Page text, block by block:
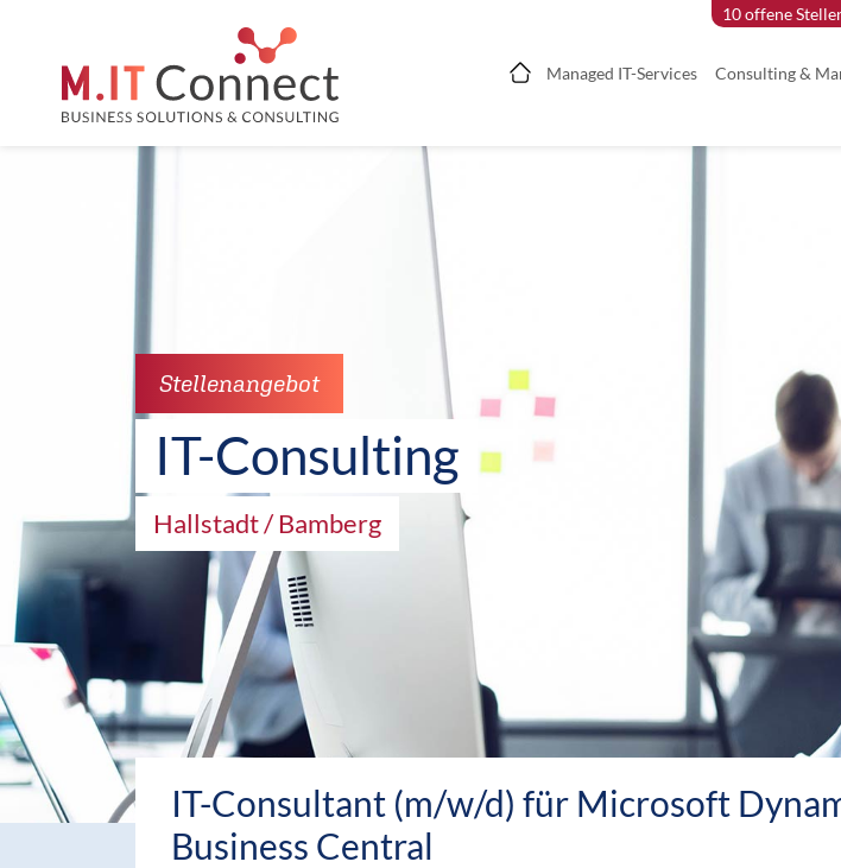
10 offene
Managed IT-Services Consulting &
Stellenangebot
IT-Consulting
Hallstadt / Bamberg
IT-Consultant (m/w/d) für Microsoft
Business Central